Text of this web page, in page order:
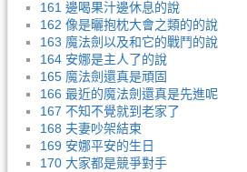
161 邊喝果汁邊休息的說
162 像是曬抱枕大會之類的的說
163 魔法劍以及和它的戰鬥的說
164 安娜是主人了的說
165 魔法劍還真是頑固
166 最近的魔法劍還真是先進呢
167 不知不覺就到老家了
168 夫妻吵架結束
169 安娜平安的生日
170 大家都是競爭對手